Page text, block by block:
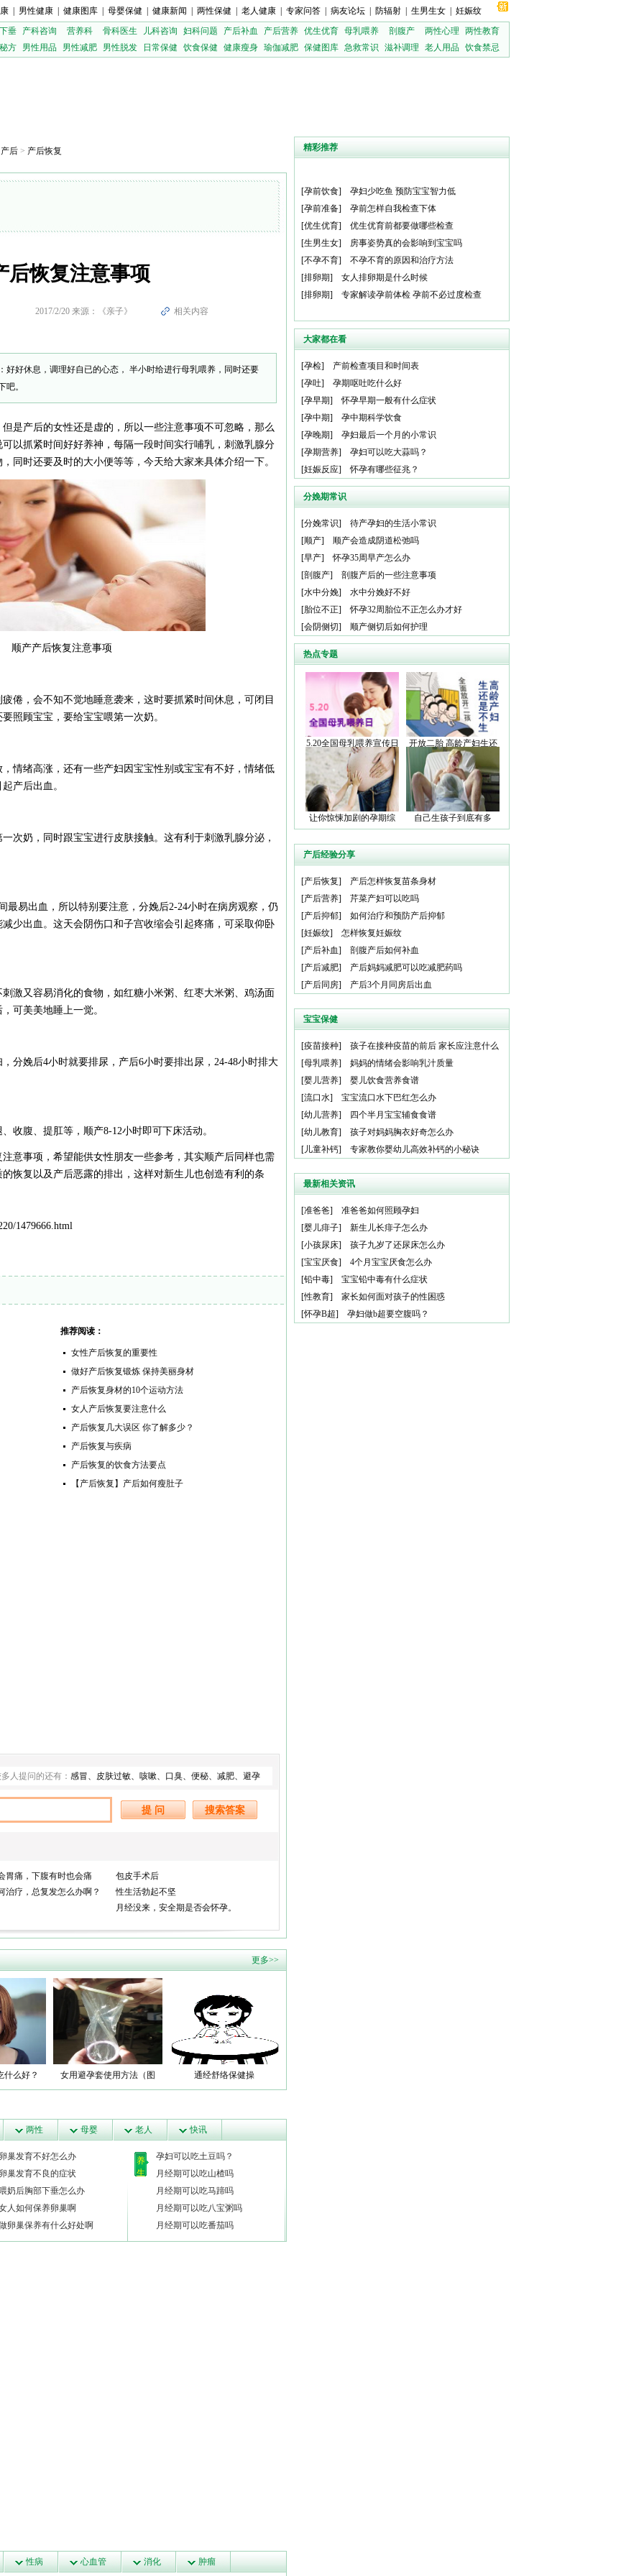
男性健康 健康图库 母婴保健 健康新闻 两性保健 老人健康 专家问答 病友论坛 防辐射 生男生女
妊娠纹
垂 产科咨询 营养科 骨科医生 儿科咨询 妇科问题 产后补血 产后营养 优生优育 母乳喂养 剖腹产 两性心理
两性教育
方 男性用品 男性减肥 男性脱发 日常保健 饮食保健 健康瘦身 瑜伽减肥 保健图库 急救常识 滋补调理 老人用品 饮食禁忌
产后 > 产后恢复
后恢复注意事项
2017/2/20 来源：《亲子》 相关内容
好好休息，调理好自已的心态， 半小时给进行母乳喂养，同时还要
吧。
是产后的女性还是虚的，所以一些注意事项不可忽略，那么
以抓紧时间好好养神，每隔一段时间实行哺乳，刺激乳腺分
同时还要及时的大小便等等，今天给大家来具体介绍一下。
顺产产后恢复注意事项
倦，会不知不觉地睡意袭来，这时要抓紧时间休息，可闭目
照顾宝宝，要给宝宝喂第一次奶。
情绪高涨，还有一些产妇因宝宝性别或宝宝有不好，情绪低
产后出血。
次奶，同时跟宝宝进行皮肤接触。这有利于刺激乳腺分泌，
最易出血，所以特别要注意，分娩后2-24小时在病房观察，仍
少出血。这天会阴伤口和子宫收缩会引起疼痛，可采取仰卧
激又容易消化的食物，如红糖小米粥、红枣大米粥、鸡汤面
可美美地睡上一觉。
，分娩后4小时就要排尿，产后6小时要排出尿，24-48小时排大
收腹、提肛等，顺产8-12小时即可下床活动。
意事项，希望能供女性朋友一些参考，其实顺产后同样也需
恢复以及产后恶露的排出，这样对新生儿也创造有利的条
1479666.html
推荐阅读：
女性产后恢复的重要性
做好产后恢复锻炼 保持美丽身材
产后恢复身材的10个运动方法
女人产后恢复要注意什么
产后恢复几大误区 你了解多少？
产后恢复与疾病
产后恢复的饮食方法要点
【产后恢复】产后如何瘦肚子
多人提问的还有： 感冒、 皮肤过敏、 咳嗽、 口臭、 便秘、 减肥、 避孕
胃痛，下腹有时也会痛
包皮手术后
治疗，总复发怎么办啊？
性生活勃起不坚
月经没来，安全期是否会怀孕。
更多>>
什么好？ 女用避孕套使用方法（图 通经舒络保健操
两性 母婴 老人 快讯
卵巢发育不好怎么办
卵巢发育不良的症状
奶后胸部下垂怎么办
人如何保养卵巢啊
卵巢保养有什么好处啊
养
生
孕妇可以吃土豆吗？
月经期可以吃山楂吗
月经期可以吃马蹄吗
月经期可以吃八宝粥吗
月经期可以吃番茄吗
性病 心血管 消化 肿瘤
精彩推荐
[孕前饮食]
孕妇少吃鱼 预防宝宝智力低
[孕前准备]
孕前怎样自我检查下体
[优生优育]
优生优育前都要做哪些检查
[生男生女]
房事姿势真的会影响到宝宝吗
[不孕不育]
不孕不育的原因和治疗方法
[排卵期]
女人排卵期是什么时候
[排卵期] 专家解读孕前体检 孕前不必过度检查
大家都在看
[孕检]
产前检查项目和时间表
[孕吐]
孕期呕吐吃什么好
[孕早期]
怀孕早期一般有什么症状
[孕中期]
孕中期科学饮食
[孕晚期]
孕妇最后一个月的小常识
[孕期营养]
孕妇可以吃大蒜吗？
[妊娠反应] 怀孕有哪些征兆？
分娩期常识
[分娩常识]
待产孕妇的生活小常识
[顺产]
顺产会造成阴道松弛吗
[早产]
怀孕35周早产怎么办
[剖腹产]
剖腹产后的一些注意事项
[水中分娩]
水中分娩好不好
[胎位不正]
怀孕32周胎位不正怎么办才好
[会阴侧切] 顺产侧切后如何护理
热点专题
5.20全国母乳喂养宣传日
开放二胎 高龄产妇生还
是不生
让你惊悚加剧的孕期综
合症
自己生孩子到底有多
痛？
产后经验分享
[产后恢复]
产后怎样恢复苗条身材
[产后营养]
芹菜产妇可以吃吗
[产后抑郁]
如何治疗和预防产后抑郁
[妊娠纹]
怎样恢复妊娠纹
[产后补血]
剖腹产后如何补血
[产后减肥]
产后妈妈减肥可以吃减肥药吗
[产后同房] 产后3个月同房后出血
宝宝保健
[疫苗接种]
孩子在接种疫苗的前后 家长应注意什么
[母乳喂养]
妈妈的情绪会影响乳汁质量
[婴儿营养]
婴儿饮食营养食谱
[流口水]
宝宝流口水下巴红怎么办
[幼儿营养]
四个半月宝宝辅食食谱
[幼儿教育]
孩子对妈妈胸衣好奇怎么办
[儿童补钙] 专家教你婴幼儿高效补钙的小秘诀
最新相关资讯
[准爸爸]
准爸爸如何照顾孕妇
[婴儿痱子]
新生儿长痱子怎么办
[小孩尿床]
孩子九岁了还尿床怎么办
[宝宝厌食]
4个月宝宝厌食怎么办
[铅中毒]
宝宝铅中毒有什么症状
[性教育]
家长如何面对孩子的性困惑
[怀孕B超] 孕妇做b超要空腹吗？